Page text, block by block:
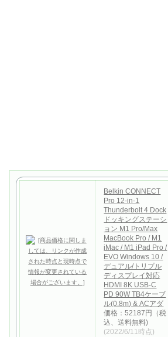
Belkin CONNECT
Pro 12-in-1
Thunderbolt 4 Dock
ドッキングステーシ
ョン M1 Pro/Max
MacBook Pro / M1
iMac / M1 iPad Pro /
EVO Windows 10 /
デュアル/トリプル
ディスプレイ対応
HDMI 8K USB-C
PD 90W TB4ケーブ
ル(0.8m) & ACアダ
価格：52187円（税
込、送料無料)
(2022/6/11時点)